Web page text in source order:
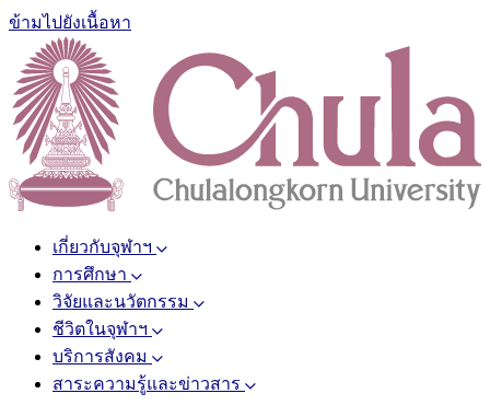
ข้ามไปยังเนื้อหา
เกี่ยวกับจุฬาฯ
การศึกษา
วิจัยและนวัตกรรม
ชีวิตในจุฬาฯ
บริการสังคม
สาระความรู้และข่าวสาร